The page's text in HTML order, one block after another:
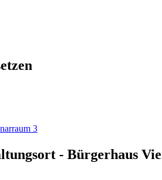
3
- Bürgerhaus